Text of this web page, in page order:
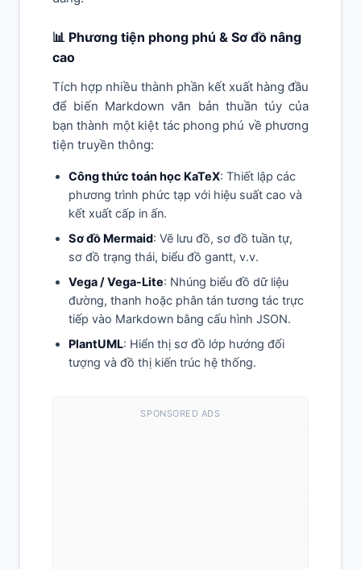
📊 Phương tiện phong phú & Sơ đồ nâng
cao
Tích hợp nhiều thành phần kết xuất hàng đầu
để biến Markdown văn bản thuần túy của
bạn thành một kiệt tác phong phú về phương
tiện truyền thông:
Công thức toán học KaTeX: Thiết lập các
phương trình phức tạp với hiệu suất cao và
kết xuất cấp in ấn.
Sơ đồ Mermaid: Vẽ lưu đồ, sơ đồ tuần tự,
sơ đồ trạng thái, biểu đồ gantt, v.v.
Vega / Vega-Lite: Nhúng biểu đồ dữ liệu
đường, thanh hoặc phân tán tương tác trực
tiếp vào Markdown bằng cấu hình JSON.
PlantUML: Hiển thị sơ đồ lớp hướng đối
tượng và đồ thị kiến trúc hệ thống.
SPONSORED ADS